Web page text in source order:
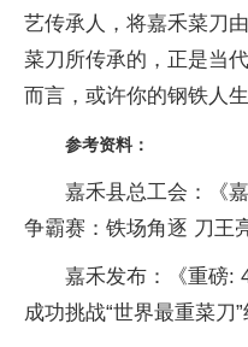
艺传承人，将嘉禾菜刀
菜刀所传承的，正是当
而言，或许你的钢铁人
参考资料：
嘉禾县总工会：《
争霸赛：铁场角逐 刀王
嘉禾发布：《重磅:
成功挑战“世界最重菜刀”